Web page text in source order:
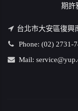
期許
台北市大安區復興
Phone: (02) 2731-
Mail: